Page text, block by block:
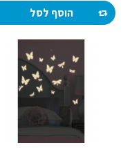
הוסף לסל